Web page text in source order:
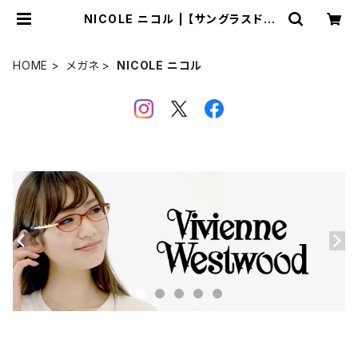
NICOLE ニコル | 【サングラスドッ
HOME メガネ NICOLE ニコル